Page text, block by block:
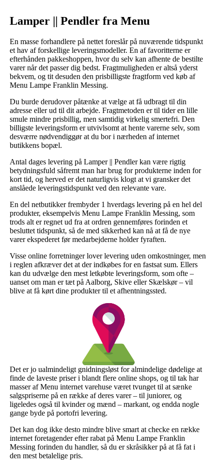
Lamper || Pendler fra Menu
En masse forhandlere på nettet foreslår på nuværende tidspunkt
et hav af forskellige leveringsmodeller. En af favoritterne er
efterhånden pakkeshoppen, hvor du selv kan afhente de bestilte
varer når det passer dig bedst. Fragtmuligheden er altså yderst
bekvem, og tit desuden den prisbilligste fragtform ved køb af
Menu Lampe Franklin Messing.
Du burde derudover påtænke at vælge at få udbragt til din
adresse eller ud til dit arbejde. Fragtmetoden er til tider en lille
smule mindre prisbillig, men samtidig virkelig smertefri. Den
billigste leveringsform er utvivlsomt at hente varerne selv, som
desværre nødvendiggør at du bor i nærheden af internet
butikkens bopæl.
Antal dages levering på Lamper || Pendler kan være rigtig
betydningsfuld såfremt man har brug for produkterne inden for
kort tid, og herved er det naturligvis klogt at vi gransker det
anslåede leveringstidspunkt ved den relevante vare.
En del netbutikker frembyder 1 hverdags levering på en hel del
produkter, eksempelvis Menu Lampe Franklin Messing, som
trods alt er regnet ud fra at ordren gennemføres forinden et
besluttet tidspunkt, så de med sikkerhed kan nå at få de nye
varer ekspederet før medarbejderne holder fyraften.
Visse online forretninger lover levering uden omkostninger, men
i reglen afkræver det at der indkøbes for en fastsat sum. Ellers
kan du udvælge den mest letkøbte leveringsform, som ofte –
uanset om man er tæt på Aalborg, Skive eller Skælskør – vil
blive at få kørt dine produkter til et afhentningssted.
Det er jo ualmindeligt gnidningsløst for almindelige dødelige at
finde de laveste priser i blandt flere online shops, og til tak har
masser af Menu internet varehuse været tvunget til at sænke
salgspriserne på en række af deres varer – til juniorer, og
ligeledes også til kvinder og mænd – markant, og endda nogle
gange byde på portofri levering.
Det kan dog ikke desto mindre blive smart at checke en række
internet foretagender efter rabat på Menu Lampe Franklin
Messing forinden du handler, så du er skråsikker på at få fat i
den mest betalelige pris.